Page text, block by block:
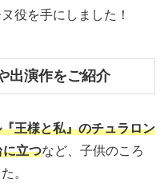
役を手にしました！
出演作をご紹介
王様と私』のチュラロン
に立つなど、子供のころ
。